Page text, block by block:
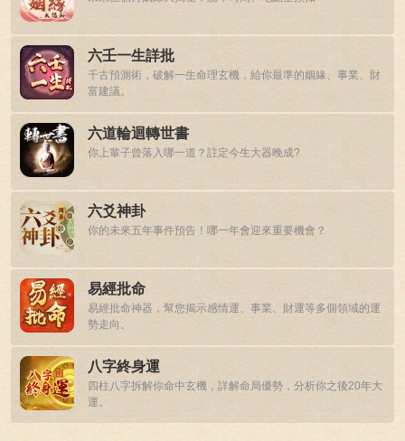
六壬一生詳批
千古預測術，破解一生命理玄機，給你最準的姻緣、事業、財
富建議。
六道輪迴轉世書
你上輩子曾落入哪一道？註定今生大器晚成?
六爻神卦
你的未來五年事件預告！哪一年會迎來重要機會？
易經批命
易經批命神器，幫您揭示感情運、事業、財運等多個領域的運
勢走向。
八字終身運
四柱八字拆解你命中玄機，詳解命局優勢，分析你之後20年大
運。